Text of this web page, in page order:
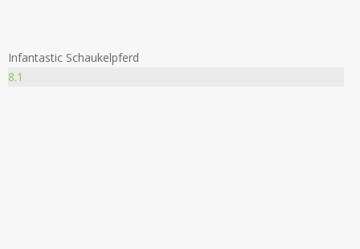
Infantastic Schaukelpferd
8.1